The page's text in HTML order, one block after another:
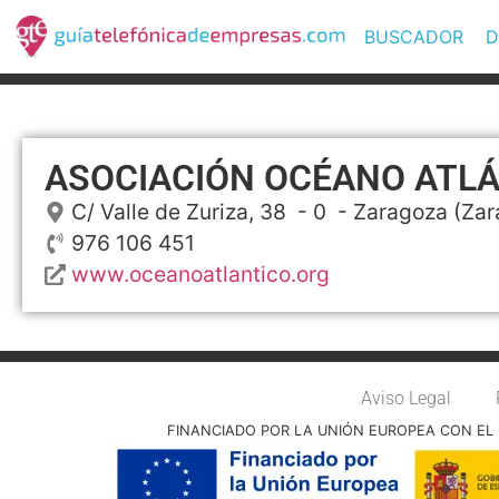
BUSCADOR
ASOCIACIÓN OCÉANO
C/ Valle de Zuriza, 38 - 0 - Zaragoza
976 106 451
www.oceanoatlantico.org
Aviso Legal
FINANCIADO POR LA UNIÓN EUROPEA CON